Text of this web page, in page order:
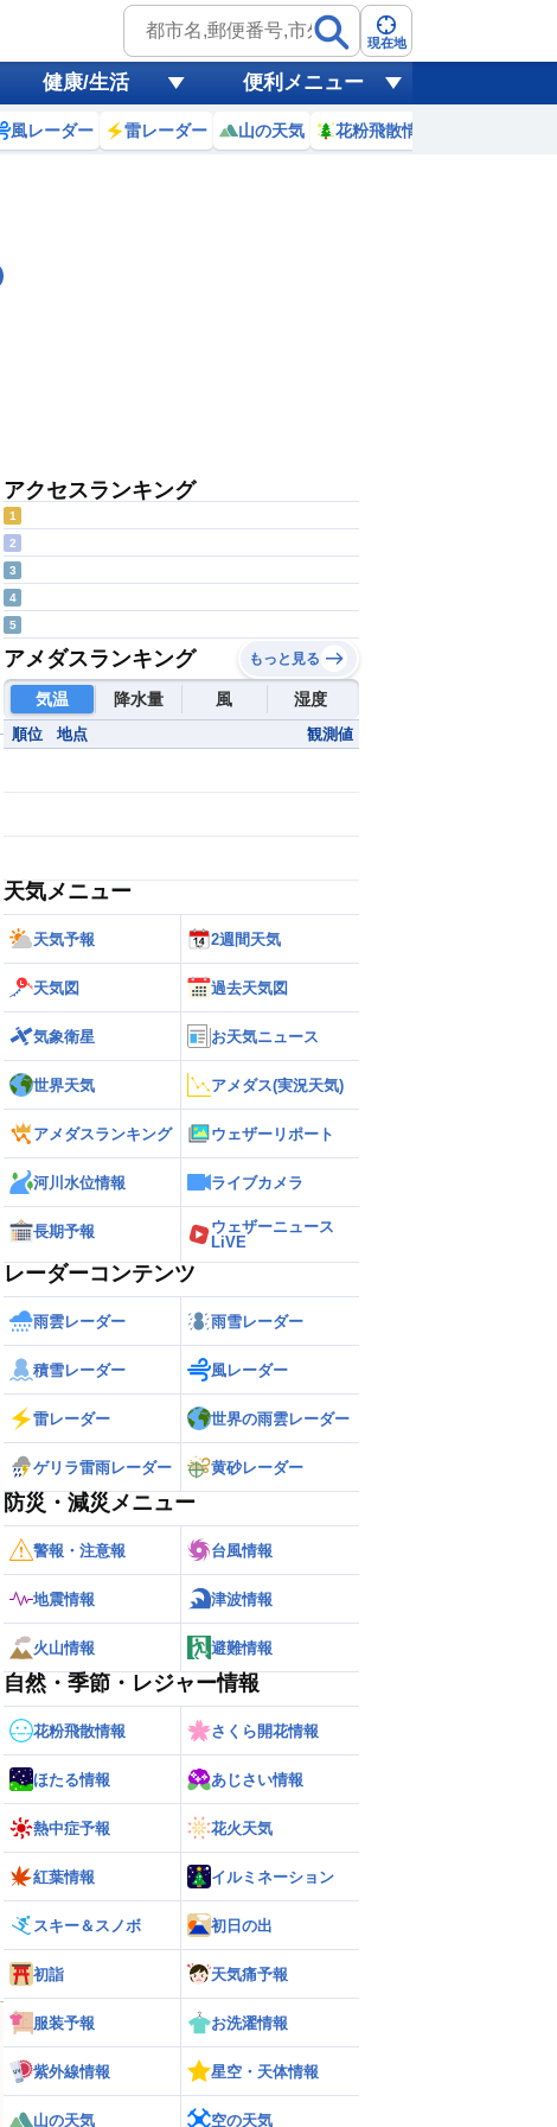
現在地
健康/生活 便利メニュー
風レーダー 雷レーダー 山の天気 花粉飛散情報
アクセスランキング
1
2
3
4
5
アメダスランキング もっと見る
気温 降水量 風 湿度
順位 地点 観測値
天気メニュー
天気予報 2週間天気
天気図 過去天気図
気象衛星 お天気ニュース
世界天気 アメダス(実況天気)
アメダスランキング ウェザーリポート
河川水位情報 ライブカメラ
長期予報
ウェザーニュース
LiVE
レーダーコンテンツ
雨雲レーダー 雨雪レーダー
積雪レーダー 風レーダー
雷レーダー 世界の雨雲レーダー
ゲリラ雷雨レーダー 黄砂レーダー
防災・減災メニュー
警報・注意報 台風情報
地震情報 津波情報
火山情報 避難情報
自然・季節・レジャー情報
花粉飛散情報 さくら開花情報
ほたる情報 あじさい情報
熱中症予報 花火天気
紅葉情報 イルミネーション
スキー＆スノボ 初日の出
初詣 天気痛予報
服装予報 お洗濯情報
紫外線情報 星空・天体情報
山の天気 空の天気